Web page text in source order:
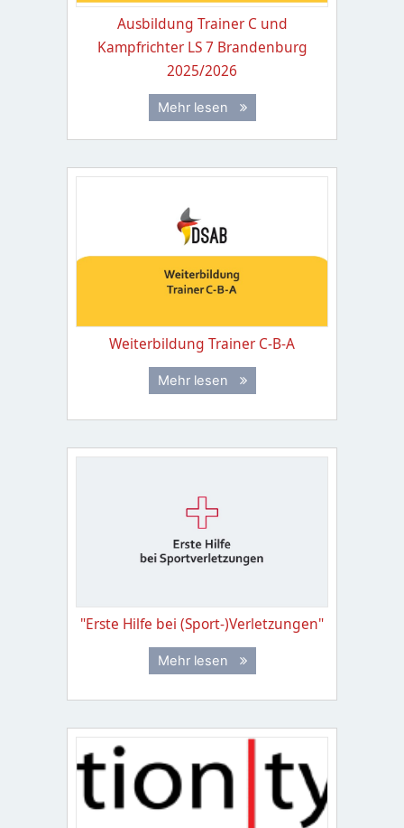
Ausbildung Trainer C und
Kampfrichter LS 7 Brandenburg
2025/2026
Mehr lesen
Weiterbildung Trainer C-B-A
Mehr lesen
"Erste Hilfe bei (Sport-)Verletzungen"
Mehr lesen